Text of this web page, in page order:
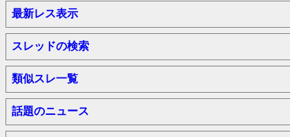
最新レス表示
スレッドの検索
類似スレ一覧
話題のニュース